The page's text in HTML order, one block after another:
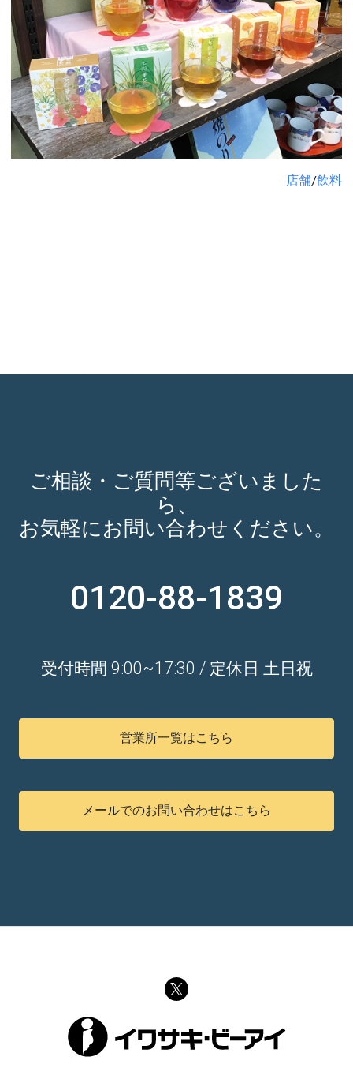
店舗/飲料
ご相談・ご質問等ございました
ら、
お気軽にお問い合わせください。
0120-88-1839
受付時間 9:00~17:30 / 定休日 土日祝
営業所一覧はこちら
メールでのお問い合わせはこちら